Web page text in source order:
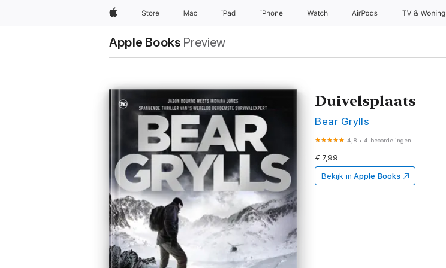
AppleStore Mac iPad iPhone Watch AirPods TV & Woning
Apple Books Preview
Duivelsplaats
Bear Grylls
4,8 •4 beoordelingen
€ 7,99
Bekijk in Apple Books